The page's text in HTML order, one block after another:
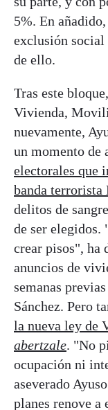
5%. En
exclusión social
de ello.
Tras este
Vivienda,
nuevamente,
un momento de
electorales que
banda terrorista
delitos de
de ser elegidos.
crear pisos", ha
anuncios de
semanas
Sánchez. Pero
la nueva ley de
abertzale. "No
ocupación ni
aseverado
planes renove a